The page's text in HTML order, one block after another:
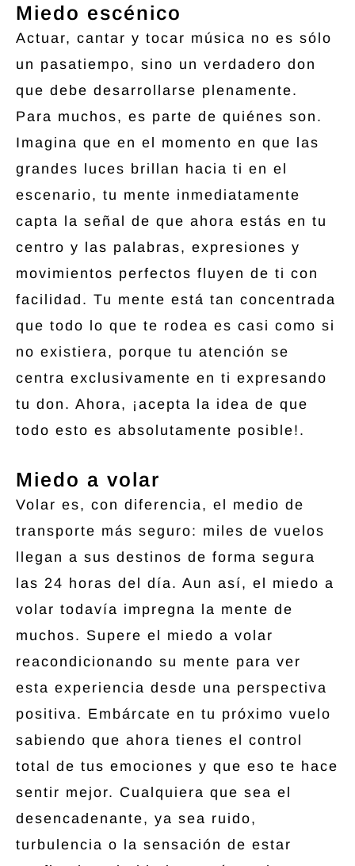
Miedo escénico
Actuar, cantar y tocar música no es sólo
un pasatiempo, sino un verdadero don
que debe desarrollarse plenamente.
Para muchos, es parte de quiénes son.
Imagina que en el momento en que las
grandes luces brillan hacia ti en el
escenario, tu mente inmediatamente
capta la señal de que ahora estás en tu
centro y las palabras, expresiones y
movimientos perfectos fluyen de ti con
facilidad. Tu mente está tan concentrada
que todo lo que te rodea es casi como si
no existiera, porque tu atención se
centra exclusivamente en ti expresando
tu don. Ahora, ¡acepta la idea de que
todo esto es absolutamente posible!.
Miedo a volar
Volar es, con diferencia, el medio de
transporte más seguro: miles de vuelos
llegan a sus destinos de forma segura
las 24 horas del día. Aun así, el miedo a
volar todavía impregna la mente de
muchos. Supere el miedo a volar
reacondicionando su mente para ver
esta experiencia desde una perspectiva
positiva. Embárcate en tu próximo vuelo
sabiendo que ahora tienes el control
total de tus emociones y que eso te hace
sentir mejor. Cualquiera que sea el
desencadenante, ya sea ruido,
turbulencia o la sensación de estar